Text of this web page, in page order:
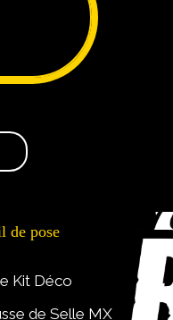
de pose
Kit Déco
de Selle MX